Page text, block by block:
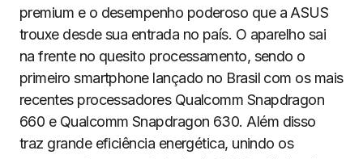
premium e o desempenho poderoso que a ASUS
trouxe desde sua entrada no país. O aparelho sai
na frente no quesito processamento, sendo o
primeiro smartphone lançado no Brasil com os mais
recentes processadores Qualcomm Snapdragon
660 e Qualcomm Snapdragon 630. Além disso
traz grande eficiência energética, unindo os